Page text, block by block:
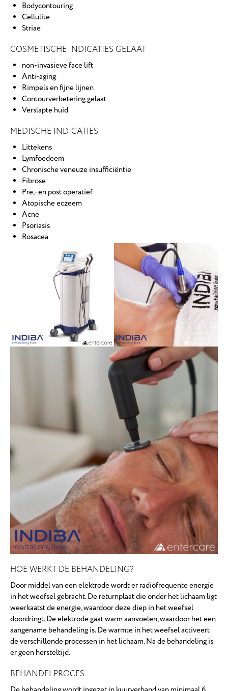
Bodycontouring
Cellulite
Striae
COSMETISCHE INDICATIES GELAAT
non-invasieve face lift
Anti-aging
Rimpels en fijne lijnen
Contourverbetering gelaat
Verslapte huid
MEDISCHE INDICATIES
Littekens
Lymfoedeem
Chronische veneuze insufficiëntie
Fibrose
Pre,- en post operatief
Atopische eczeem
Acne
Psoriasis
Rosacea
HOE WERKT DE BEHANDELING?
Door middel van een elektrode wordt er radiofrequente energie
in het weefsel gebracht. De returnplaat die onder het lichaam ligt
weerkaatst de energie, waardoor deze diep in het weefsel
doordringt. De elektrode gaat warm aanvoelen, waardoor het een
aangename behandeling is. De warmte in het weefsel activeert
de verschillende processen in het lichaam. Na de behandeling is
er geen hersteltijd.
BEHANDELPROCES